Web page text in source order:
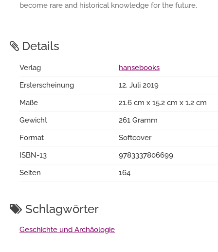
become rare and historical knowledge for the future.
Details
Verlag
hansebooks
Ersterscheinung
12. Juli 2019
Maße
21.6 cm x 15.2 cm x 1.2 cm
Gewicht
261 Gramm
Format
Softcover
ISBN-13
9783337806699
Seiten
164
Schlagwörter
Geschichte und Archäologie